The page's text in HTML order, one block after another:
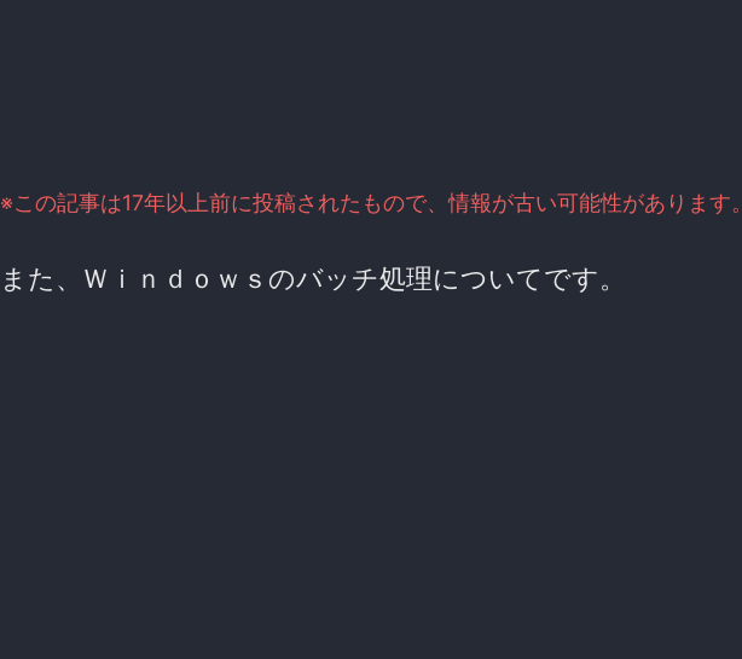
※この記事は17年以上前に投稿されたもので、情報が古い可能性があります。
また、Ｗｉｎｄｏｗｓのバッチ処理についてです。